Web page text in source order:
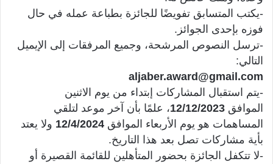
-يكتب المتسابق تفويضًا للجائزة بطباعة عمله في حال
فوزه بإحدى الجوائز.
-ترسل النصوص المرشحة، وجميع المرفقات إلى الإيميل
التالي:
aljaber.award@gmail.com
-يتم استقبال المشاركات إبتداء من يوم الاثنين
الموافق 12/12/2023، علمًا بأن آخر موعد لتلقي
المساهمات هو يوم الأربعاء الموافق 12/4/2024 ولا يعتد
بأية مشاركات تصل بعد هذا التاريخ.
-لا تتكفل الجائزة بحضور المتأهلين للقائمة القصيرة أو